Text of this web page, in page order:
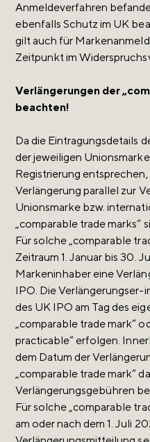
Anmeldeverfahren
ebenfalls Schutz im UK
gilt auch für
Zeitpunkt im
Verlängerungen der
beachten!
Da die Eintragungsdetails
der jeweiligen
Registrierung
Verlängerung parallel zur
Unionsmarke bzw.
„comparable trade marks“
Für solche „comparable
Zeitraum 1. Januar bis 30.
Markeninhaber eine
IPO. Die Verlängerungser-
des UK IPO am Tag des
„comparable trade mark“
practicable“ erfolgen.
dem Datum der
„comparable trade mark“
Verlängerungsgebühren
Für solche „comparable
am oder nach dem 1. Juli